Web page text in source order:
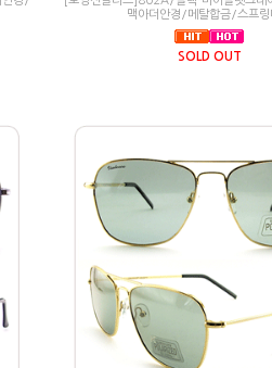
맥아더안경/메탈합금/스프링
SOLD OUT